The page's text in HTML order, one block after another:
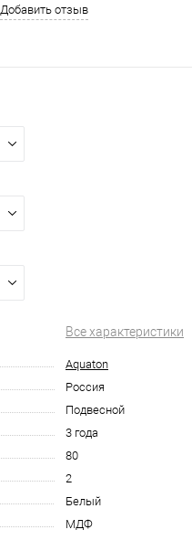
Добавить отзыв
Все характеристики
Aquaton
Россия
Подвесной
3 года
80
2
Белый
МДФ